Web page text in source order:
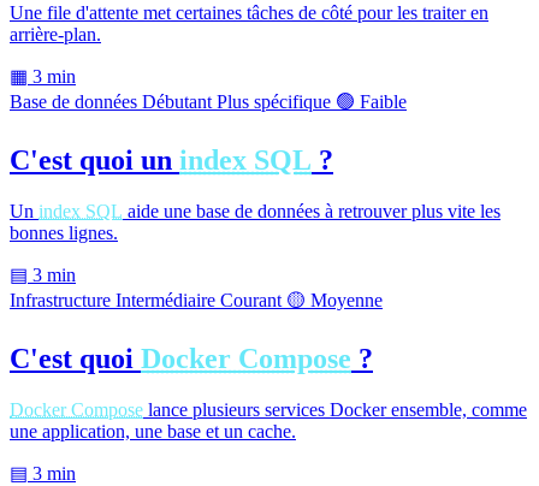
Une file d'attente met certaines tâches de côté pour les traiter en
arrière-plan.
▦ 3 min
Base de données Débutant Plus spécifique 🟢 Faible
C'est quoi un index SQL ?
Un index SQL aide une base de données à retrouver plus vite les
bonnes lignes.
▤ 3 min
Infrastructure Intermédiaire Courant 🟡 Moyenne
C'est quoi Docker Compose ?
Docker Compose lance plusieurs services Docker ensemble, comme
une application, une base et un cache.
▤ 3 min